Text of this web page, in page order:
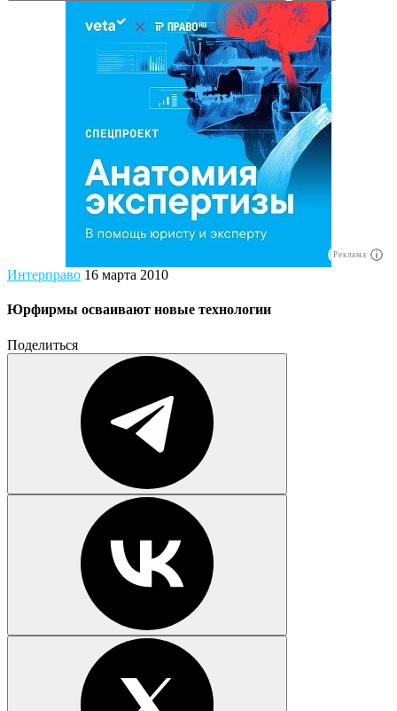
Реклама
Интерправо 16 марта 2010
Юрфирмы осваивают новые технологии
Поделиться